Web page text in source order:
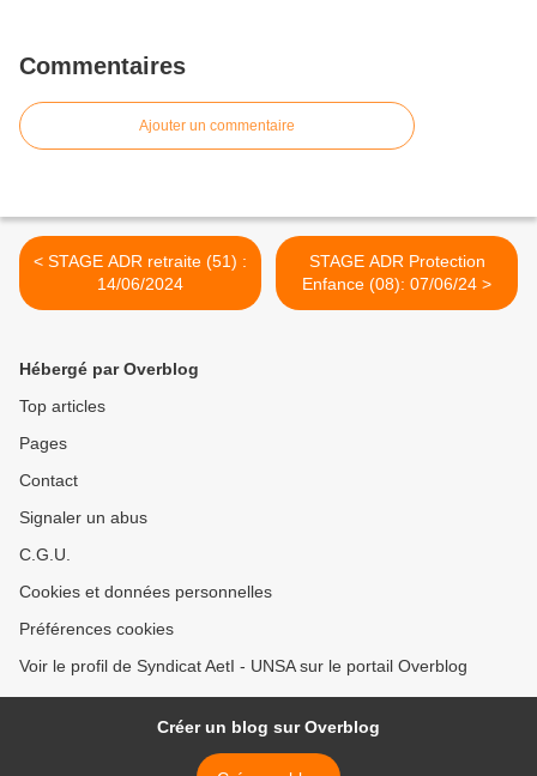
Commentaires
Ajouter un commentaire
< STAGE ADR retraite (51) :
14/06/2024
STAGE ADR Protection
Enfance (08): 07/06/24 >
Hébergé par Overblog
Top articles
Pages
Contact
Signaler un abus
C.G.U.
Cookies et données personnelles
Préférences cookies
Voir le profil de Syndicat AetI - UNSA sur le portail Overblog
Créer un blog sur Overblog